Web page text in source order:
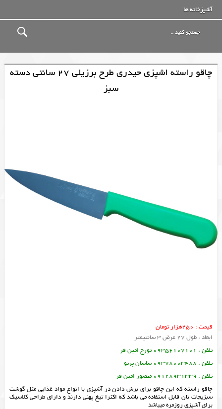
آشپزخانه ها
چاقو راسته اشپزی حیدری طرح برزیلی 27 سانتی دسته
سبز
قیمت : 250هزار تومان
ابعاد : طول 27 عرض 3 سانتیمتر
تلفن : 09356107101 تورج امین فر
تلفن : 09378003488 ساسان پرتو
تلفن : 09128931339 منصور امین فر
چاقو راسته که این چاقو برای برش دادن در آشپزی با انواع مواد غذایی مثل گوشت
سبزیجات نان قابل استفاده می باشد که اکثرا تیغ پهنی دارند و دارای طراحی کلاسیک
برای آشپزی روزمره میباشد